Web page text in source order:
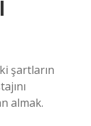
şartların
almak.